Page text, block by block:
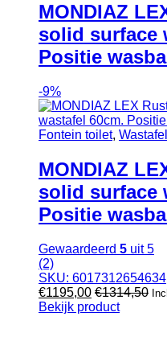
MONDIAZ
solid surface
Positie
-9%
Fontein toilet,
MONDIAZ
solid surface
Positie
Gewaardeerd 5 uit 5
(2)
SKU: 6017312654634
€1195,00 €1314,50
Bekijk product